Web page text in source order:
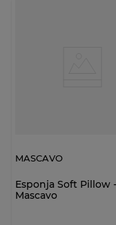
MASCAVO
Esponja Soft Pillow -
Mascavo